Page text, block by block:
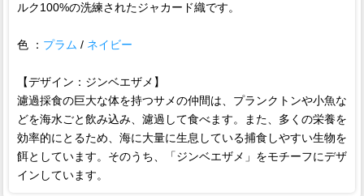
ルク100%の洗練されたジャカード織です。
色 ： プラム / ネイビー
【デザイン：ジンベエザメ】
濾過採食の巨大な体を持つサメの仲間は、プランクトンや小魚な
どを海水ごと飲み込み、濾過して食べます。また、多くの栄養を
効率的にとるため、海に大量に生息している捕食しやすい生物を
餌としています。そのうち、「ジンベエザメ」をモチーフにデザ
インしています。